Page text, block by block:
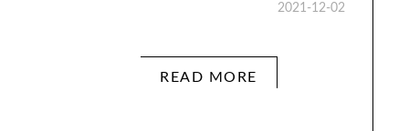
2021-12-02
READ MORE